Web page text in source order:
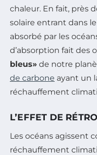
chaleur. En fait, près
solaire entrant dans
absorbé par les
d’absorption fait des
bleus» de notre
de carbone ayant un
réchauffement
L’EFFET DE
Les océans agissent
réchauffement